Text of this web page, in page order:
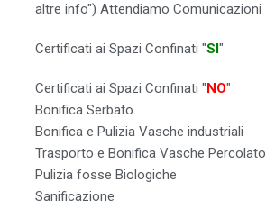
altre info") Attendiamo Comunicazioni
Certificati ai Spazi Confinati "SI "
Certificati ai Spazi Confinati " NO"
Bonifica Serbato
Bonifica e Pulizia Vasche industriali
Trasporto e Bonifica Vasche Percolato
Pulizia fosse Biologiche
Sanificazione